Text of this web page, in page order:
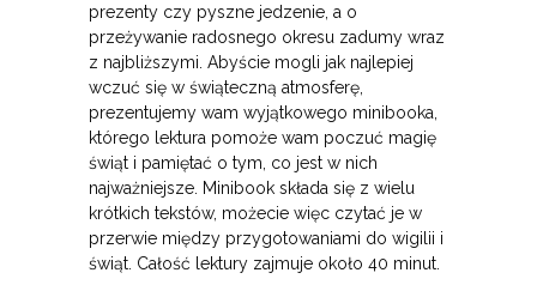
prezenty czy pyszne jedzenie, a o
przeżywanie radosnego okresu zadumy wraz
z najbliższymi. Abyście mogli jak najlepiej
wczuć się w świąteczną atmosferę,
prezentujemy wam wyjątkowego minibooka,
którego lektura pomoże wam poczuć magię
świąt i pamiętać o tym, co jest w nich
najważniejsze. Minibook składa się z wielu
krótkich tekstów, możecie więc czytać je w
przerwie między przygotowaniami do wigilii i
świąt. Całość lektury zajmuje około 40 minut.